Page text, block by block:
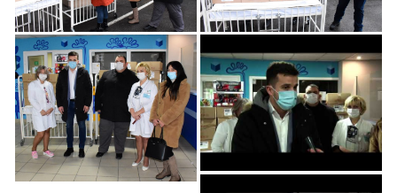
Paketići za Srpsku
Novu Godinu u
Zemunu
Paketići za Srpsku
Novu Godinu u
Zemunu